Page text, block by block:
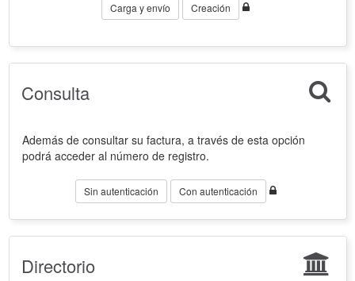
Carga y envío Creación
Consulta
Además de consultar su factura, a través de esta opción
podrá acceder al número de registro.
Sin autenticación Con autenticación
Directorio